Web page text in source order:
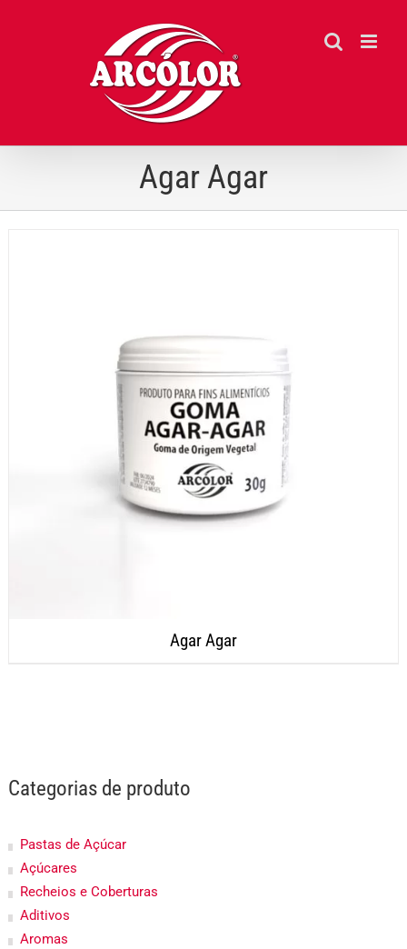
Agar Agar
Agar Agar
Categorias de produto
Pastas de Açúcar
Açúcares
Recheios e Coberturas
Aditivos
Aromas